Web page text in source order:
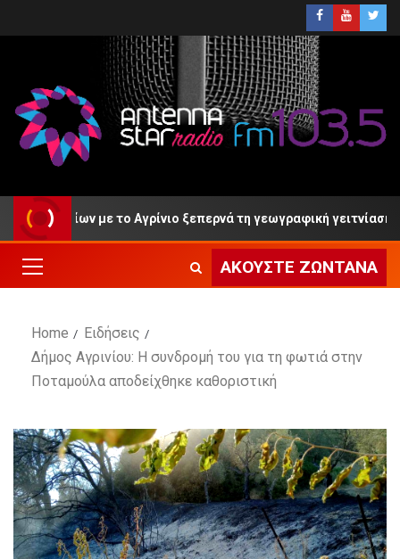
με το Αγρίνιο ξεπερνά τη γεωγραφική γειτνίαση»
ΑΚΟΎΣΤΕ ΖΩΝΤΑΝΆ
Home
Ειδήσεις
Δήμος Αγρινίου: Η συνδρομή του για τη φωτιά στην
Ποταμούλα αποδείχθηκε καθοριστική